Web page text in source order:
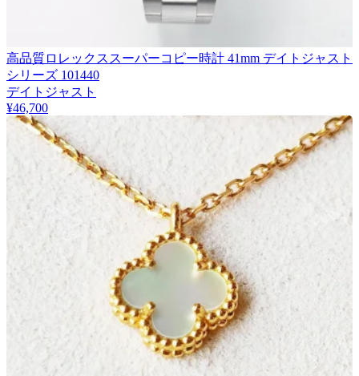
高品質ロレックススーパーコピー時計 41mm デイトジャスト
シリーズ 101440
デイトジャスト
¥46,700